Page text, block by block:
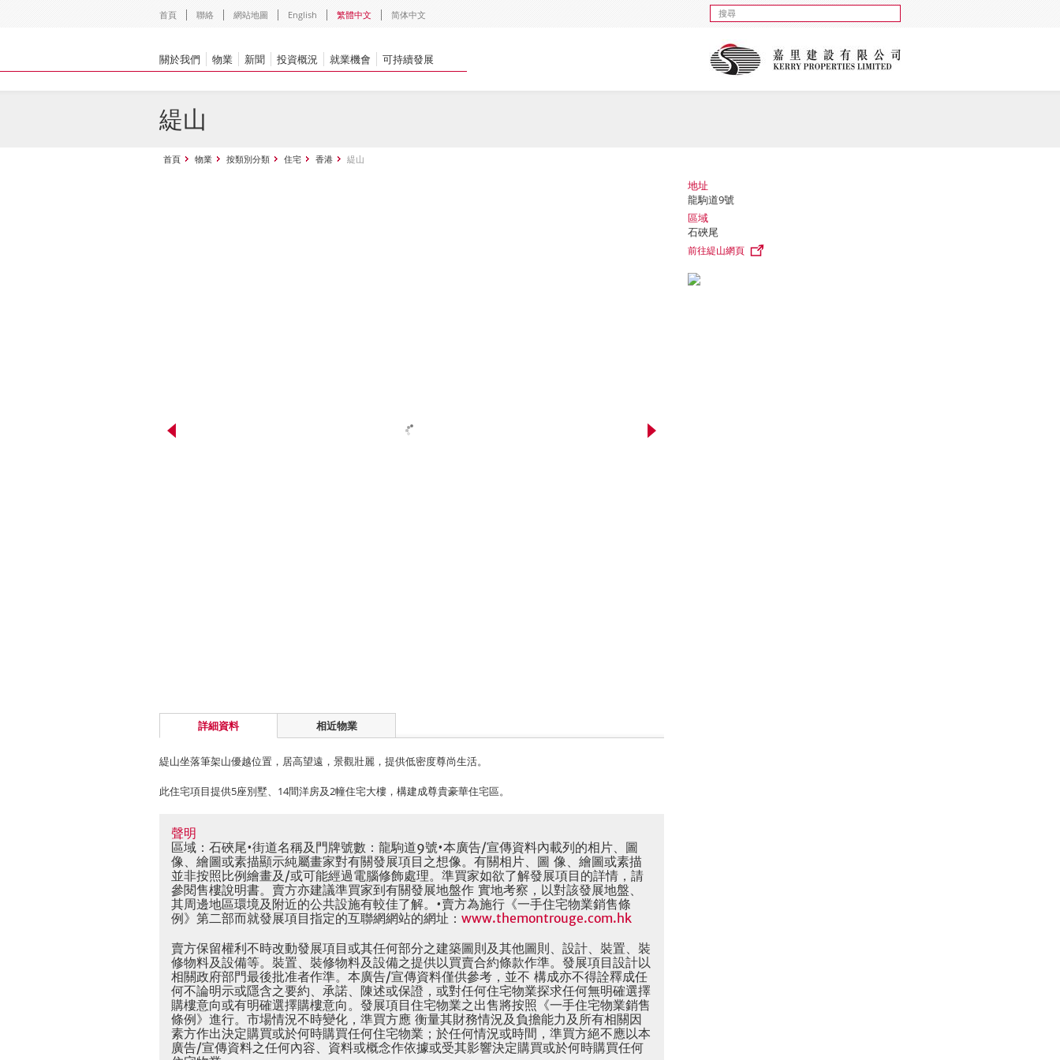
首頁 聯絡 網站地圖 English 繁體中文 简体中文
關於我們 物業 新聞 投資概況 就業機會 可持續發展
緹山
首頁 物業 按類別分類 住宅 香港 緹山
詳細資料 相近物業
緹山坐落筆架山優越位置，居高望遠，景觀壯麗，提供低密度尊尚生活。
此住宅項目提供5座別墅、14間洋房及2幢住宅大樓，構建成尊貴豪華住宅區。
聲明
區域：石硤尾•街道名稱及門牌號數：龍駒道9號•本廣告/宣傳資料內載列的相片、圖
像、繪圖或素描顯示純屬畫家對有關發展項目之想像。有關相片、圖 像、繪圖或素描
並非按照比例繪畫及/或可能經過電腦修飾處理。準買家如欲了解發展項目的詳情，請
參閱售樓說明書。賣方亦建議準買家到有關發展地盤作 實地考察，以對該發展地盤、
其周邊地區環境及附近的公共設施有較佳了解。•賣方為施行《一手住宅物業銷售條
例》第二部而就發展項目指定的互聯網網站的網址： www.themontrouge.com.hk
賣方保留權利不時改動發展項目或其任何部分之建築圖則及其他圖則、設計、裝置、裝
修物料及設備等。裝置、裝修物料及設備之提供以買賣合約條款作準。發展項目設計以
相關政府部門最後批准者作準。本廣告/宣傳資料僅供參考，並不 構成亦不得詮釋成任
何不論明示或隱含之要約、承諾、陳述或保證，或對任何住宅物業探求任何無明確選擇
購樓意向或有明確選擇購樓意向。發展項目住宅物業之出售將按照《一手住宅物業銷售
條例》進行。市場情況不時變化，準買方應 衡量其財務情況及負擔能力及所有相關因
素方作出決定購買或於何時購買任何住宅物業；於任何情況或時間，準買方絕不應以本
廣告/宣傳資料之任何內容、資料或概念作依據或受其影響決定購買或於何時購買任何
地址
龍駒道9號
區域
石硤尾
前往緹山網頁